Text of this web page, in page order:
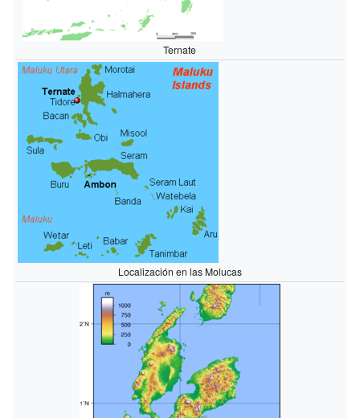
Ternate
Localización en las Molucas